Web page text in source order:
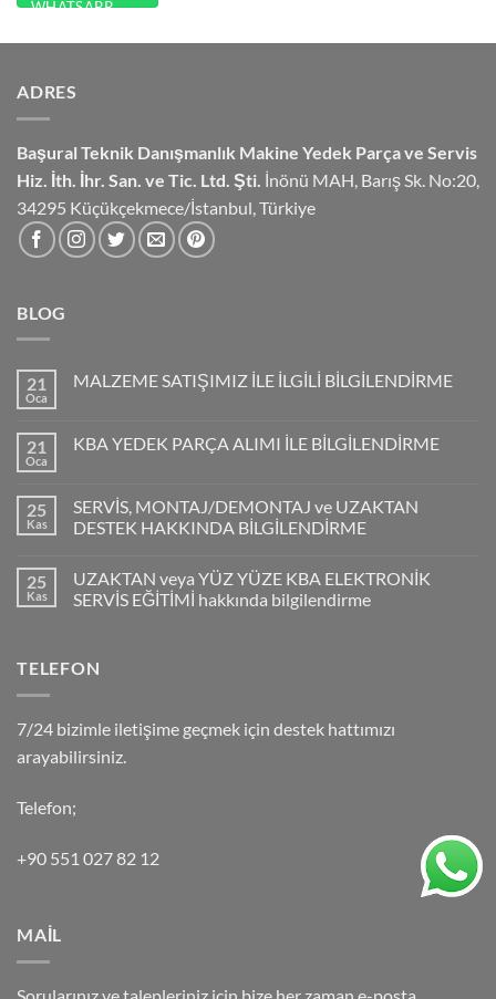
ADRES
Başural Teknik Danışmanlık Makine Yedek Parça ve Servis
Hiz. İth. İhr. San. ve Tic. Ltd. Şti. İnönü MAH, Barış Sk. No:20,
34295 Küçükçekmece/İstanbul, Türkiye
BLOG
21
Oca
MALZEME SATIŞIMIZ İLE İLGİLİ BİLGİLENDİRME
21
Oca
KBA YEDEK PARÇA ALIMI İLE BİLGİLENDİRME
25
Kas
SERVİS, MONTAJ/DEMONTAJ ve UZAKTAN
DESTEK HAKKINDA BİLGİLENDİRME
25
Kas
UZAKTAN veya YÜZ YÜZE KBA ELEKTRONİK
SERVİS EĞİTİMİ hakkında bilgilendirme
TELEFON
7/24 bizimle iletişime geçmek için destek hattımızı
arayabilirsiniz.
Telefon;
+90 551 027 82 12
MAİL